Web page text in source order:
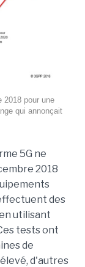
2018 pour une
qui annonçait
5G ne
2018
des
utilisant
tests ont
de
d'autres